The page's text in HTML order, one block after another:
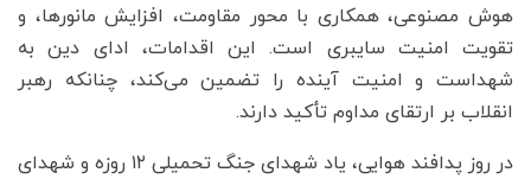
هوش مصنوعی، همکاری با محور مقاومت، افزایش مانورها، و
تقویت امنیت سایبری است. این اقدامات، ادای دین به
شهداست و امنیت آینده را تضمین می‌کند، چنانکه رهبر
انقلاب بر ارتقای مداوم تأکید دارند.
در روز پدافند هوایی، یاد شهدای جنگ تحمیلی ۱۲ روزه و شهدای